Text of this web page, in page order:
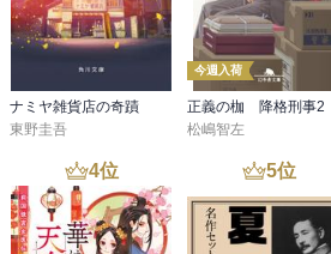
ナミヤ雑貨店の奇蹟
東野圭吾
今週入荷
正義の枷 降格刑事2
松嶋智左
4位 5位